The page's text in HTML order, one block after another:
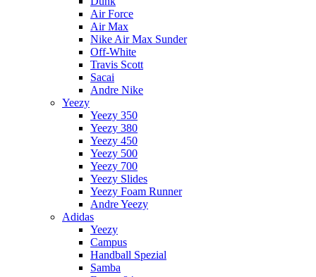
Air Force
Air Max
Nike Air Max Sunder
Off-White
Travis Scott
Sacai
Andre Nike
Yeezy
Yeezy 350
Yeezy 380
Yeezy 450
Yeezy 500
Yeezy 700
Yeezy Slides
Yeezy Foam Runner
Andre Yeezy
Adidas
Yeezy
Campus
Handball Spezial
Samba